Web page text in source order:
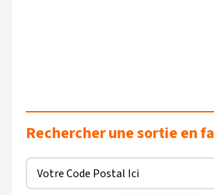
Rechercher une sortie en